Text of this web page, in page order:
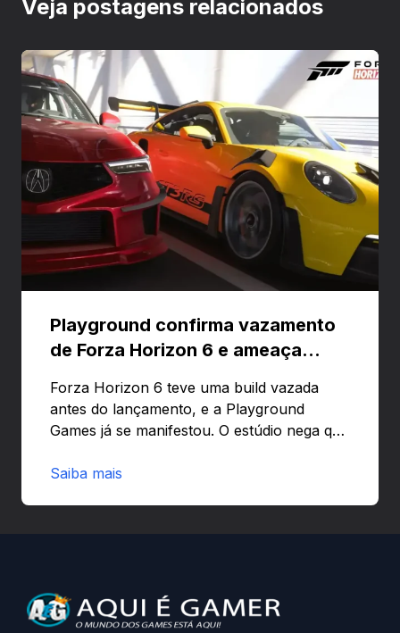
Veja postagens relacionados
Playground confirma vazamento
de Forza Horizon 6 e ameaça
Forza Horizon 6 teve uma build vazada
antes do lançamento, e a Playground
Games já se manifestou. O estúdio nega que
preload e avisa que quem usar versões não
da Playground: negação do preload,
medidas contra acessos não autorizados
Saiba mais